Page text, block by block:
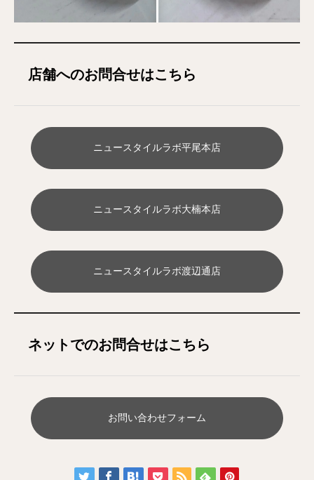
店舗へのお問合せはこちら
ニュースタイルラボ平尾本店
ニュースタイルラボ大楠本店
ニュースタイルラボ渡辺通店
ネットでのお問合せはこちら
お問い合わせフォーム